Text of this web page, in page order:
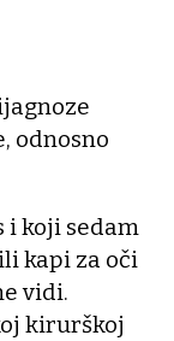
odnosno
koji sedam
kapi za oči
vidi.
kirurškoj